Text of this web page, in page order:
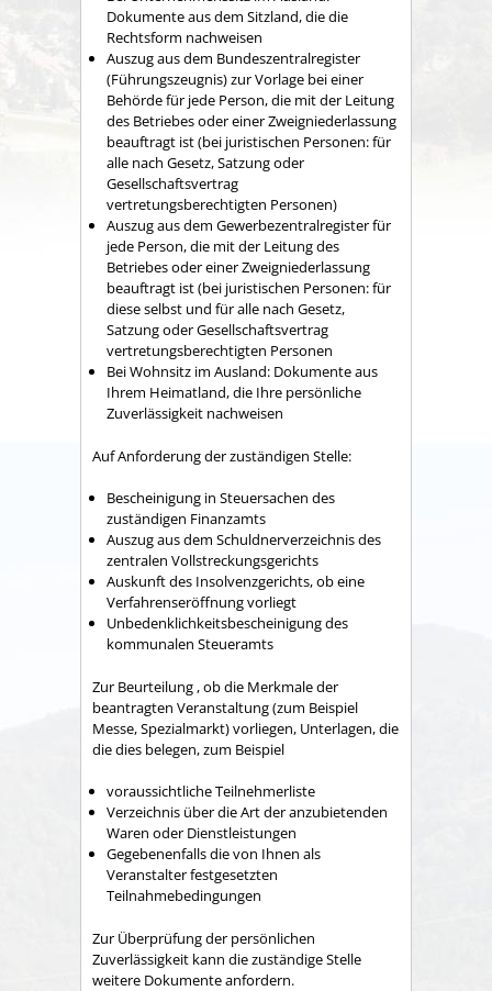
Dokumente aus dem Sitzland, die die
Rechtsform nachweisen
Auszug aus dem Bundeszentralregister
(Führungszeugnis) zur Vorlage bei einer
Behörde für jede Person, die mit der Leitung
des Betriebes oder einer Zweigniederlassung
beauftragt ist (bei juristischen Personen: für
alle nach Gesetz, Satzung oder
Gesellschaftsvertrag
vertretungsberechtigten Personen)
Auszug aus dem Gewerbezentralregister für
jede Person, die mit der Leitung des
Betriebes oder einer Zweigniederlassung
beauftragt ist (bei juristischen Personen: für
diese selbst und für alle nach Gesetz,
Satzung oder Gesellschaftsvertrag
vertretungsberechtigten Personen
Bei Wohnsitz im Ausland: Dokumente aus
Ihrem Heimatland, die Ihre persönliche
Zuverlässigkeit nachweisen
Auf Anforderung der zuständigen Stelle:
Bescheinigung in Steuersachen des
zuständigen Finanzamts
Auszug aus dem Schuldnerverzeichnis des
zentralen Vollstreckungsgerichts
Auskunft des Insolvenzgerichts, ob eine
Verfahrenseröffnung vorliegt
Unbedenklichkeitsbescheinigung des
kommunalen Steueramts
Zur Beurteilung , ob die Merkmale der
beantragten Veranstaltung (zum Beispiel
Messe, Spezialmarkt) vorliegen, Unterlagen, die
die dies belegen, zum Beispiel
voraussichtliche Teilnehmerliste
Verzeichnis über die Art der anzubietenden
Waren oder Dienstleistungen
Gegebenenfalls die von Ihnen als
Veranstalter festgesetzten
Teilnahmebedingungen
Zur Überprüfung der persönlichen
Zuverlässigkeit kann die zuständige Stelle
weitere Dokumente anfordern.